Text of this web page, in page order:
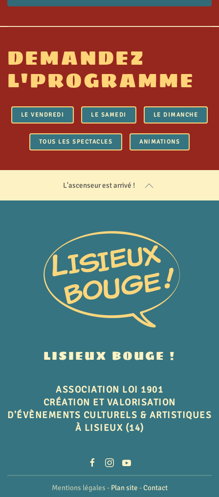
DEMANDEZ
L'PROGRAMME
LE VENDREDI LE SAMEDI LE DIMANCHE
TOUS LES SPECTACLES ANIMATIONS
L'ascenseur est arrivé !
LISIEUX BOUGE !
ASSOCIATION LOI 1901
CRÉATION ET VALORISATION
D'ÉVÈNEMENTS CULTURELS & ARTISTIQUES
À LISIEUX (14)
Mentions légales - Plan site -Contact